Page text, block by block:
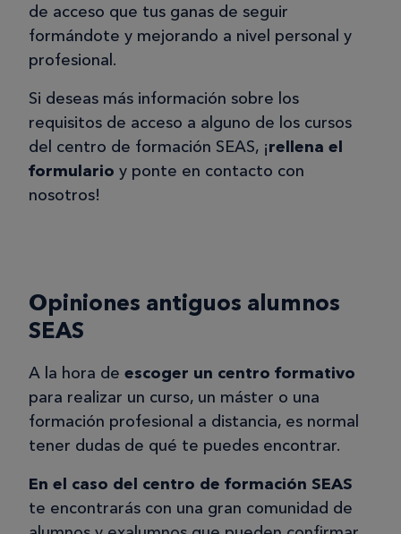
de acceso que tus ganas de seguir
formándote y mejorando a nivel personal y
profesional.
Si deseas más información sobre los
requisitos de acceso a alguno de los cursos
del centro de formación SEAS, ¡rellena el
formulario y ponte en contacto con
nosotros!
Opiniones antiguos alumnos
SEAS
A la hora de escoger un centro formativo
para realizar un curso, un máster o una
formación profesional a distancia, es normal
tener dudas de qué te puedes encontrar.
En el caso del centro de formación SEAS
te encontrarás con una gran comunidad de